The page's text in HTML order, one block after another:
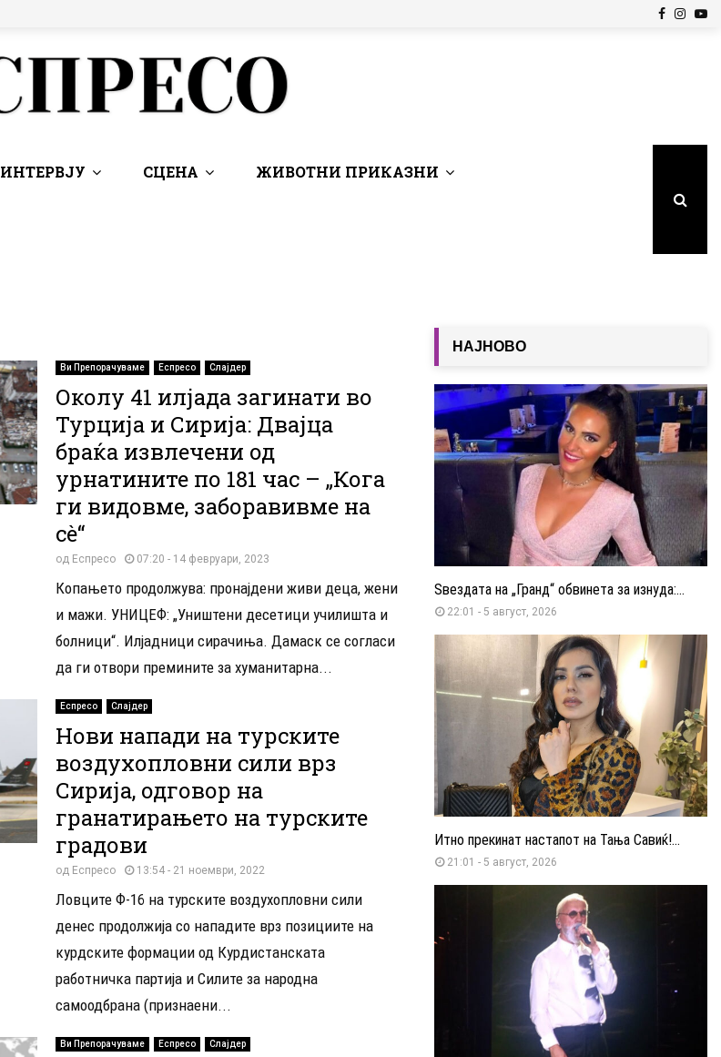
Facebook
ИНТЕРВЈУ СЦЕНА ЖИВОТНИ ПРИКАЗНИ
Ви Препорачуваме Еспресо Слајдер
Околу 41 илјада загинати во
Турција и Сирија: Двајца
браќа извлечени од
урнатините по 181 час – „Кога
ги видовме, заборавивме на
сè“
од Еспресо 07:20 - 14 февруари, 2023
Копањето продолжува: пронајдени живи деца, жени
и мажи. УНИЦЕФ: „Уништени десетици училишта и
болници“. Илјадници сирачиња. Дамаск се согласи
да ги отвори премините за хуманитарна...
Еспресо Слајдер
Нови напади на турските
воздухопловни сили врз
Сирија, одговор на
гранатирањето на турските
градови
од Еспресо 13:54 - 21 ноември, 2022
Ловците Ф-16 на турските воздухопловни сили
денес продолжија со нападите врз позициите на
курдските формации од Курдистанската
работничка партија и Силите за народна
самоодбрана (признаени...
Ви Препорачуваме Еспресо Слајдер
НАЈНОВО
Ѕвездата на „Гранд“ обвинета за изнуда:...
22:01 - 5 август, 2026
Итно прекинат настапот на Тања Савиќ!...
21:01 - 5 август, 2026